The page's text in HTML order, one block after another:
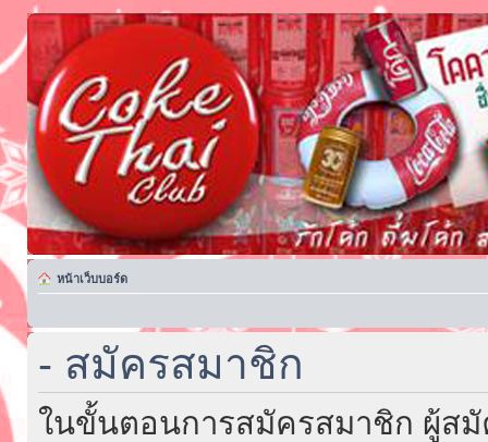
หน้าเว็บบอร์ด
- สมัครสมาชิก
ในขั้นตอนการสมัครสมาชิก ผู้ส